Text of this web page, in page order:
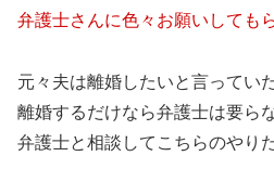
弁護士さんに色々お願いしても
元々夫は離婚したいと言ってい
離婚するだけなら弁護士は要ら
弁護士と相談してこちらのやり